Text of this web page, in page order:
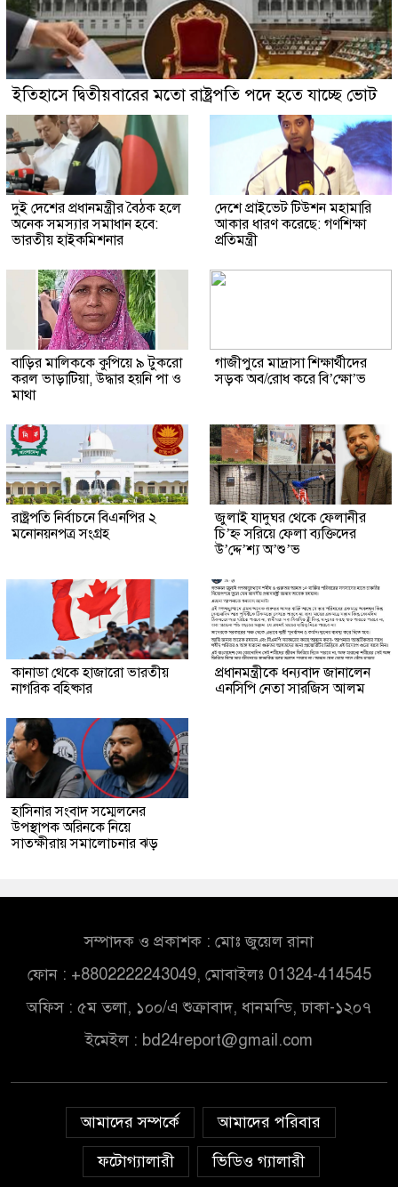
ইতিহাসে দ্বিতীয়বারের মতো রাষ্ট্রপতি পদে হতে যাচ্ছে ভোট
দুই দেশের প্রধানমন্ত্রীর বৈঠক হলে
অনেক সমস্যার সমাধান হবে:
ভারতীয় হাইকমিশনার
দেশে প্রাইভেট টিউশন মহামারি
আকার ধারণ করেছে: গণশিক্ষা
প্রতিমন্ত্রী
বাড়ির মালিককে কুপিয়ে ৯ টুকরো
করল ভাড়াটিয়া, উদ্ধার হয়নি পা ও
মাথা
গাজীপুরে মাদ্রাসা শিক্ষার্থীদের
সড়ক অব/রোধ করে বি’ক্ষো’ভ
রাষ্ট্রপতি নির্বাচনে বিএনপির ২
মনোনয়নপত্র সংগ্রহ
জুলাই যাদুঘর থেকে ফেলানীর
চি’হ্ন সরিয়ে ফেলা ব্যক্তিদের
উ’দ্দে’শ্য অ’শু’ভ
কানাডা থেকে হাজারো ভারতীয়
নাগরিক বহিষ্কার
প্রধানমন্ত্রীকে ধন্যবাদ জানালেন
এনসিপি নেতা সারজিস আলম
হাসিনার সংবাদ সম্মেলনের
উপস্থাপক অরিনকে নিয়ে
সাতক্ষীরায় সমালোচনার ঝড়
সম্পাদক ও প্রকাশক : মোঃ জুয়েল রানা
ফোন : +8802222243049, মোবাইলঃ 01324-414545
অফিস : ৫ম তলা, ১০০/এ শুক্রাবাদ, ধানমন্ডি, ঢাকা-১২০৭
ইমেইল : bd24report@gmail.com
আমাদের সম্পর্কে
আমাদের পরিবার
ফটোগ্যালারী
ভিডিও গ্যালারী